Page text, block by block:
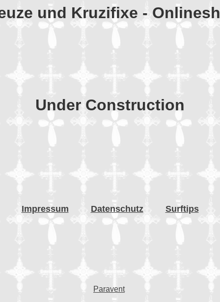
und Kruzifixe -
Under Construction
Impressum Datenschutz Surftips
Paravent